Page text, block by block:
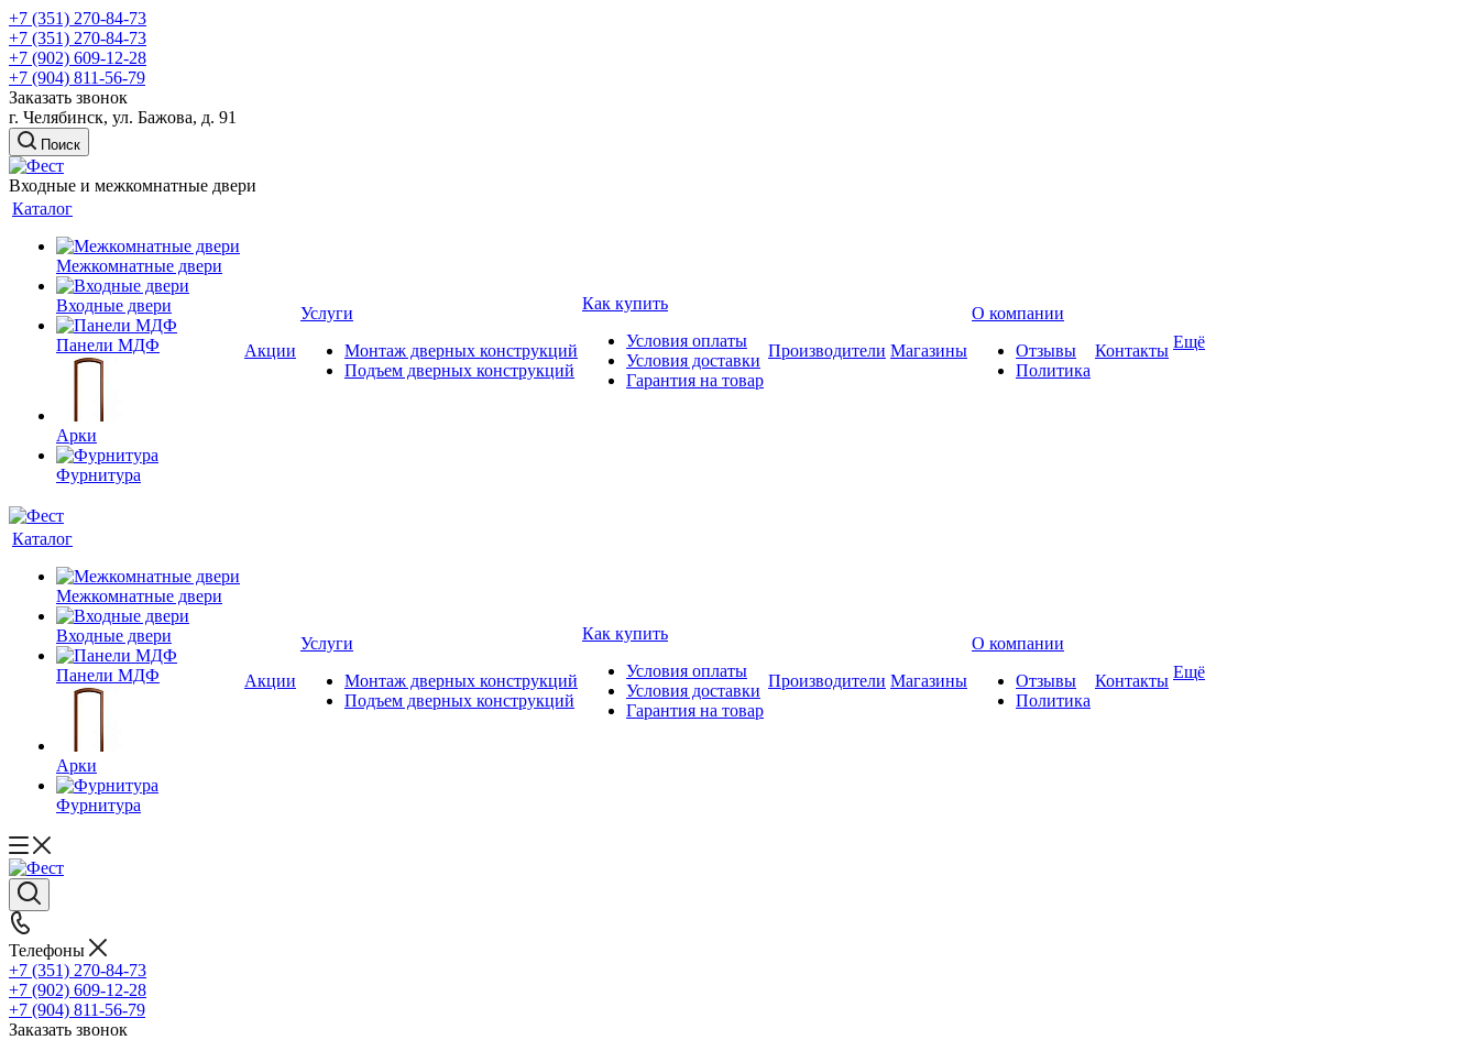
+7 (351) 270-84-73
+7 (351) 270-84-73
+7 (902) 609-12-28
+7 (904) 811-56-79
Заказать звонок
г. Челябинск, ул. Бажова, д. 91
Поиск
Входные и межкомнатные двери
Каталог
Межкомнатные двери
Входные двери
Панели МДФ
Арки
Фурнитура
Акции
Услуги
Монтаж дверных конструкций
Подъем дверных конструкций
Как купить
Условия оплаты
Условия доставки
Гарантия на товар
Производители Магазины
О компании
Отзывы
Политика
Контакты Ещё
Каталог
Межкомнатные двери
Входные двери
Панели МДФ
Арки
Фурнитура
Акции
Услуги
Монтаж дверных конструкций
Подъем дверных конструкций
Как купить
Условия оплаты
Условия доставки
Гарантия на товар
Производители Магазины
О компании
Отзывы
Политика
Контакты Ещё
Телефоны
+7 (351) 270-84-73
+7 (902) 609-12-28
+7 (904) 811-56-79
Заказать звонок